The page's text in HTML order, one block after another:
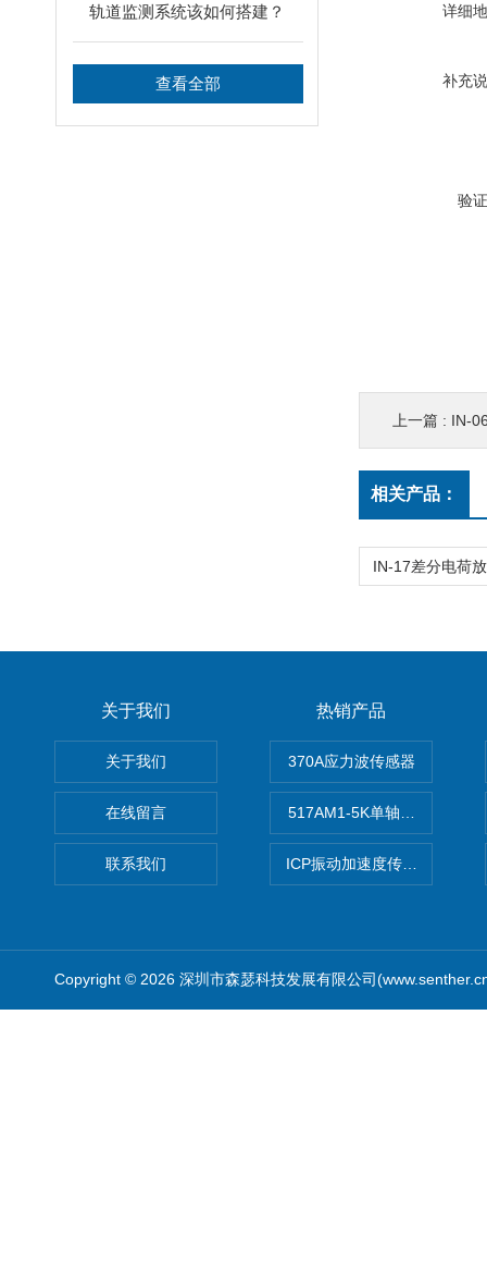
轨道监测系统该如何搭建？
查看全部
详细
补充
验
上一篇 : IN-
相关产品：
关于我们
关于我们
在线留言
联系我们
热销产品
370A应力波传感器
517AM1-5K单轴冲击IEPE加
ICP振动加速度传感器
Copyright © 2026 深圳市森瑟科技发展有限公司